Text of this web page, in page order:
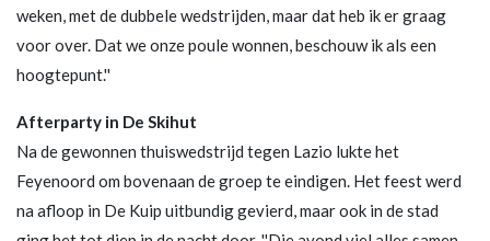
weken, met de dubbele wedstrijden, maar dat heb ik er graag
voor over. Dat we onze poule wonnen, beschouw ik als een
hoogtepunt.''
Afterparty in De Skihut
Na de gewonnen thuiswedstrijd tegen Lazio lukte het
Feyenoord om bovenaan de groep te eindigen. Het feest werd
na afloop in De Kuip uitbundig gevierd, maar ook in de stad